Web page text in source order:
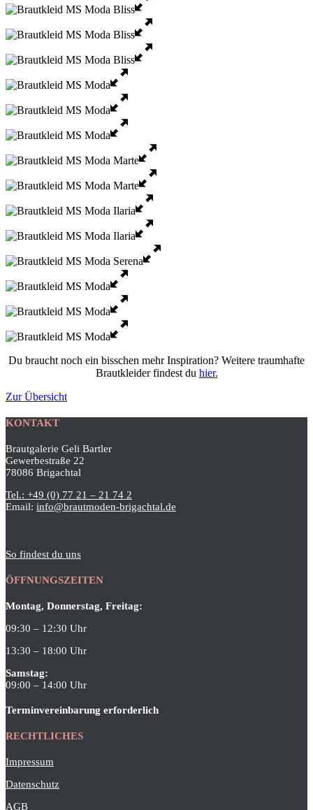
Du braucht noch ein bisschen mehr Inspiration? Weitere traumhafte
Brautkleider findest du hier.
Zur Übersicht
KONTAKT
Brautgalerie Geli Bartler
Gewerbestraße 22
78086 Brigachtal
Tel.: +49 (0) 77 21 – 21 74 2
Email: info@brautmoden-brigachtal.de
So findest du uns
ÖFFNUNGSZEITEN
Montag, Donnerstag, Freitag:
09:30 – 12:30 Uhr
13:30 – 18:00 Uhr
Samstag:
09:00 – 14:00 Uhr
Terminvereinbarung erforderlich
RECHTLICHES
Impressum
Datenschutz
AGB